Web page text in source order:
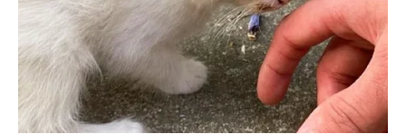
potpuno promijeniti vaš život.
Druga polovina maja za vas neće biti običan period. Ovo
je vrijeme tokom kojeg biste mogli ostvariti ono o čemu
ste dugo maštali i konačno osjetiti koliko život može biti